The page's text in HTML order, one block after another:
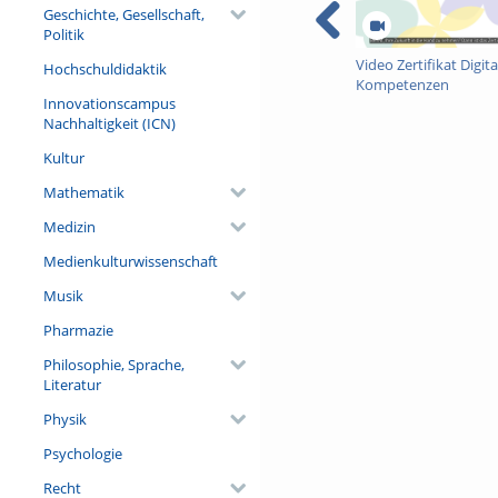
Geschichte, Gesellschaft,
Politik
Hochschuldidaktik
Innovationscampus
Nachhaltigkeit (ICN)
Kultur
Mathematik
Medizin
Medienkulturwissenschaft
Musik
Pharmazie
Philosophie, Sprache,
Literatur
Physik
Psychologie
Recht
Video Zertifikat
Kompetenzen